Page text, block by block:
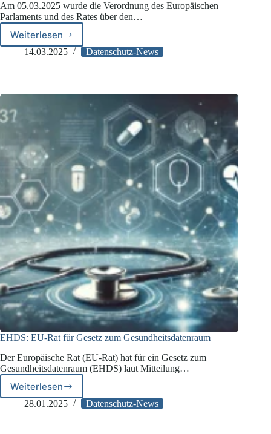
Am 05.03.2025 wurde die Verordnung des Europäischen
Parlaments und des Rates über den…
WeiterlesenUmsetzungsfristen
für
Space
14.03.2025 Datenschutz-News
EHDS: EU-Rat für Gesetz zum Gesundheitsdatenraum
Der Europäische Rat (EU-Rat) hat für ein Gesetz zum
Gesundheitsdatenraum (EHDS) laut Mitteilung…
Weiterlesen
EHDS:
EU-
28.01.2025 Datenschutz-News